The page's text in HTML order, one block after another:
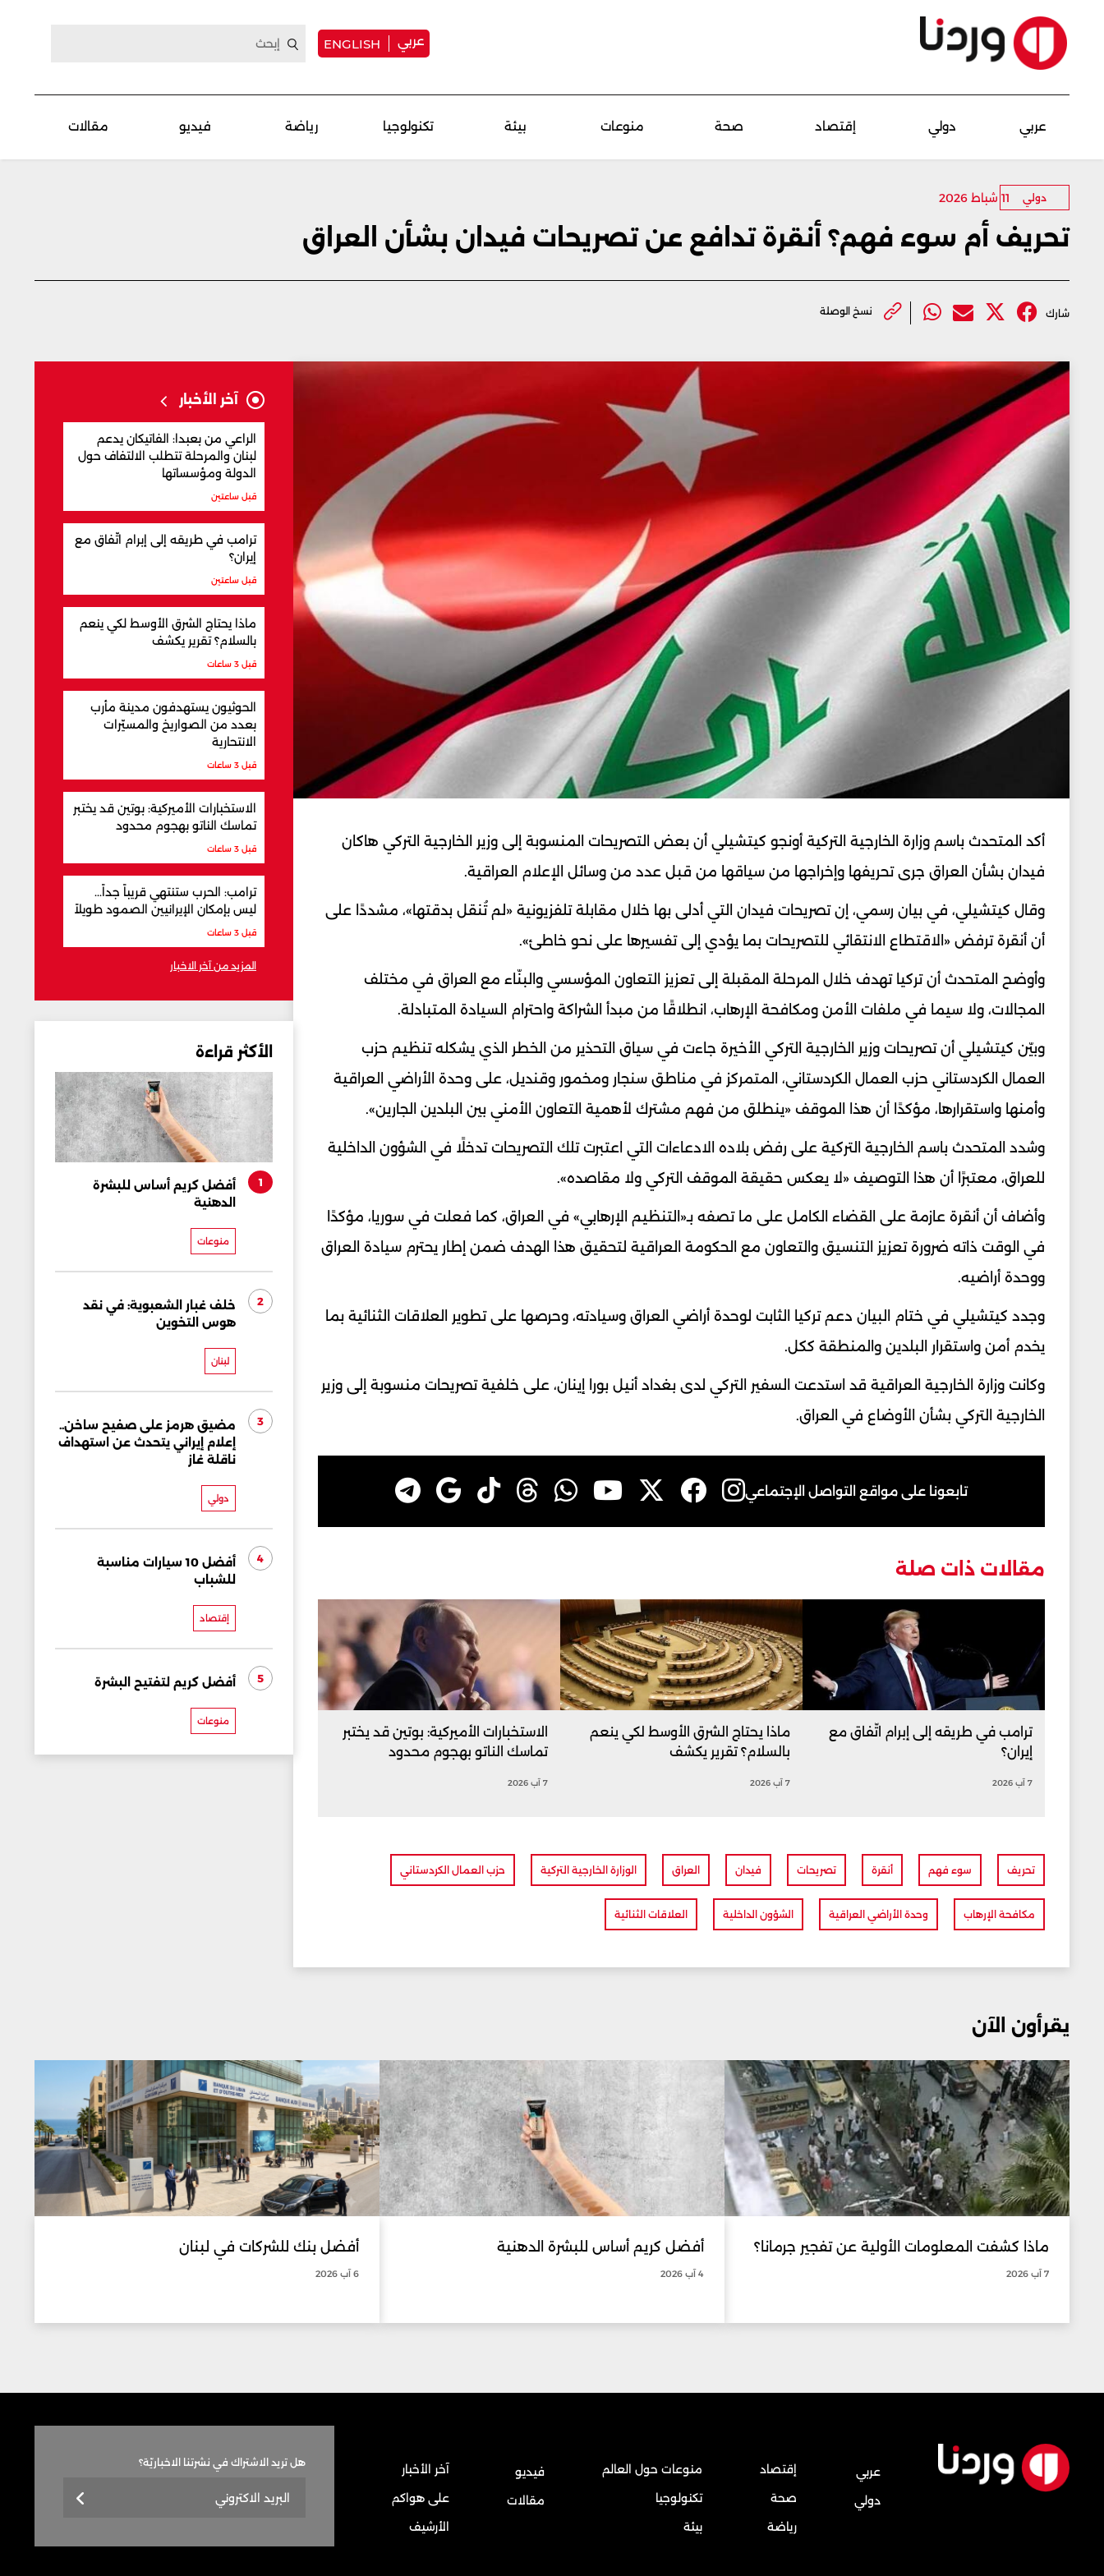
عربي ENGLISH
عربي دولي إقتصاد صحة منوعات بيئة تكنولوجيا رياضة فيديو مقالات
دولي 11 شباط 2026
تحريف أم سوء فهم؟ أنقرة تدافع عن تصريحات فيدان بشأن العراق
شارك نسخ الوصلة
أكد المتحدث باسم وزارة الخارجية التركية أونجو كيتشيلي أن بعض التصريحات المنسوبة إلى وزير الخارجية التركي هاكان
فيدان بشأن العراق جرى تحريفها وإخراجها من سياقها من قبل عدد من وسائل الإعلام العراقية.
وقال كيتشيلي، في بيان رسمي، إن تصريحات فيدان التي أدلى بها خلال مقابلة تلفزيونية «لم تُنقل بدقتها»، مشددًا على
أن أنقرة ترفض «الاقتطاع الانتقائي للتصريحات بما يؤدي إلى تفسيرها على نحو خاطئ».
وأوضح المتحدث أن تركيا تهدف خلال المرحلة المقبلة إلى تعزيز التعاون المؤسسي والبنّاء مع العراق في مختلف
المجالات، ولا سيما في ملفات الأمن ومكافحة الإرهاب، انطلاقًا من مبدأ الشراكة واحترام السيادة المتبادلة.
وبيّن كيتشيلي أن تصريحات وزير الخارجية التركي الأخيرة جاءت في سياق التحذير من الخطر الذي يشكله تنظيم حزب
العمال الكردستاني حزب العمال الكردستاني، المتمركز في مناطق سنجار ومخمور وقنديل، على وحدة الأراضي العراقية
وأمنها واستقرارها، مؤكدًا أن هذا الموقف «ينطلق من فهم مشترك لأهمية التعاون الأمني بين البلدين الجارين».
وشدد المتحدث باسم الخارجية التركية على رفض بلاده الادعاءات التي اعتبرت تلك التصريحات تدخلًا في الشؤون الداخلية
للعراق، معتبرًا أن هذا التوصيف «لا يعكس حقيقة الموقف التركي ولا مقاصده».
وأضاف أن أنقرة عازمة على القضاء الكامل على ما تصفه بـ«التنظيم الإرهابي» في العراق، كما فعلت في سوريا، مؤكدًا
في الوقت ذاته ضرورة تعزيز التنسيق والتعاون مع الحكومة العراقية لتحقيق هذا الهدف ضمن إطار يحترم سيادة العراق
ووحدة أراضيه.
وجدد كيتشيلي في ختام البيان دعم تركيا الثابت لوحدة أراضي العراق وسيادته، وحرصها على تطوير العلاقات الثنائية بما
يخدم أمن واستقرار البلدين والمنطقة ككل.
وكانت وزارة الخارجية العراقية قد استدعت السفير التركي لدى بغداد أنيل بورا إينان، على خلفية تصريحات منسوبة إلى وزير
الخارجية التركي بشأن الأوضاع في العراق.
تابعونا على مواقع التواصل الإجتماعي
مقالات ذات صلة
ترامب في طريقه إلى إبرام اتّفاق مع
إيران؟
7 آب 2026
ماذا يحتاج الشرق الأوسط لكي ينعم
بالسلام؟ تقرير يكشف
7 آب 2026
الاستخبارات الأميركية: بوتين قد يختبر
تماسك الناتو بهجوم محدود
7 آب 2026
تحريف سوء فهم أنقرة تصريحات فيدان العراق الوزارة الخارجية التركية حزب العمال الكردستاني
مكافحة الإرهاب وحدة الأراضي العراقية الشؤون الداخلية العلاقات الثنائية
آخر الأخبار
الراعي من بعبدا: الفاتيكان يدعم
لبنان والمرحلة تتطلب الالتفاف حول
الدولة ومؤسساتها
قبل ساعتين
ترامب في طريقه إلى إبرام اتّفاق مع
إيران؟
قبل ساعتين
ماذا يحتاج الشرق الأوسط لكي ينعم
بالسلام؟ تقرير يكشف
قبل 3 ساعات
الحوثيون يستهدفون مدينة مأرب
بعدد من الصواريخ والمسيّرات
الانتحارية
قبل 3 ساعات
الاستخبارات الأميركية: بوتين قد يختبر
تماسك الناتو بهجوم محدود
قبل 3 ساعات
ترامب: الحرب ستنتهي قريباً جداً...
ليس بإمكان الإيرانيين الصمود طويلاً
قبل 3 ساعات
المزيد من آخر الاخبار
الأكثر قراءة
1
أفضل كريم أساس للبشرة
الدهنية
منوعات
2
خلف غبار الشعبوية: في نقد
هوس التخوين
لبنان
3
مضيق هرمز على صفيح ساخن..
إعلام إيراني يتحدث عن استهداف
ناقلة غاز
دولي
4
أفضل 10 سيارات مناسبة
للشباب
إقتصاد
5 أفضل كريم لتفتيح البشرة
منوعات
يقرأون الآن
ماذا كشفت المعلومات الأولية عن تفجير جرمانا؟
7 آب 2026
أفضل كريم أساس للبشرة الدهنية
4 آب 2026
أفضل بنك للشركات في لبنان
6 آب 2026
عربي
دولي
إقتصاد
صحة
رياضة
منوعات حول العالم
تكنولوجيا
بيئة
فيديو
مقالات
آخر الأخبار
على هواكم
الأرشيف
هل تريد الاشتراك في نشرتنا الاخباريّة؟